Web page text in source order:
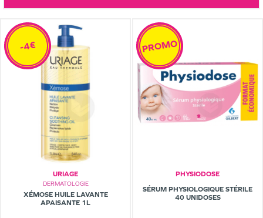
URIAGE
DERMATOLOGIE
XÉMOSE HUILE LAVANTE
APAISANTE 1L
-4€
PHYSIODOSE
SÉRUM PHYSIOLOGIQUE STÉRILE
40 UNIDOSES
PROMO